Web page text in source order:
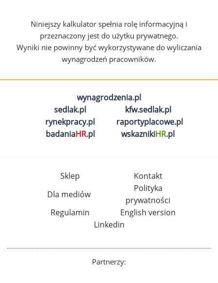
Niniejszy kalkulator spełnia rolę informacyjną i
przeznaczony jest do użytku prywatnego.
Wyniki nie powinny być wykorzystywane do wyliczania
wynagrodzeń pracowników.
wynagrodzenia.pl
sedlak.pl
kfw.sedlak.pl
rynekpracy.pl
raportyplacowe.pl
badaniaHR.pl wskaznikiHR.pl
Sklep
Kontakt
Dla mediów
Polityka
prywatności
Regulamin
English version
Linkedin
Partnerzy: